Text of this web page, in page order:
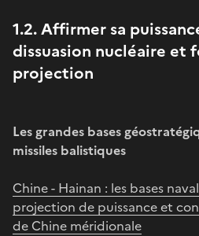
1.2. Affirmer sa
dissuasion nucléaire et
projection
Les grandes bases
missiles balistiques
Chine - Hainan : les bases
projection de puissance et
de Chine méridionale